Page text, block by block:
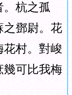
杭之孤
之鄧尉。花
花村。對峻
幾可比我梅